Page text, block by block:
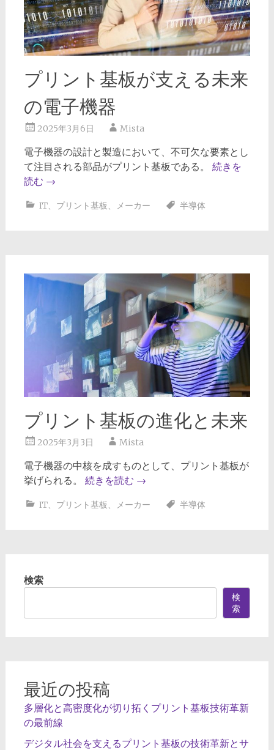
プリント基板が支える未来
の電子機器
2025年3月6日 Mista
電子機器の設計と製造において、不可欠な要素とし
て注目される部品がプリント基板である。 続きを
読む →
IT、 プリント基板 、 メーカー 半導体
プリント基板の進化と未来
2025年3月3日 Mista
電子機器の中核を成すものとして、プリント基板が
挙げられる。 続きを読む →
IT、 プリント基板 、 メーカー 半導体
検索
検
索
最近の投稿
多層化と高密度化が切り拓くプリント基板技術革新
の最前線
デジタル社会を支えるプリント基板の技術革新とサ